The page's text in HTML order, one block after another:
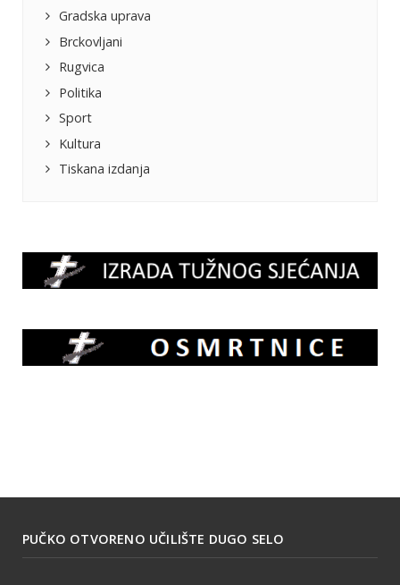
Gradska uprava
Brckovljani
Rugvica
Politika
Sport
Kultura
Tiskana izdanja
PUČKO OTVORENO UČILIŠTE DUGO SELO